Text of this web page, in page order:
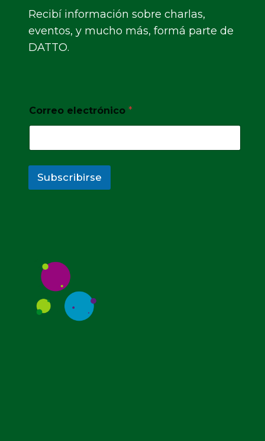
Recibí información sobre charlas,
eventos, y mucho más, formá parte de
DATTO.
Correo electrónico *
Subscribirse